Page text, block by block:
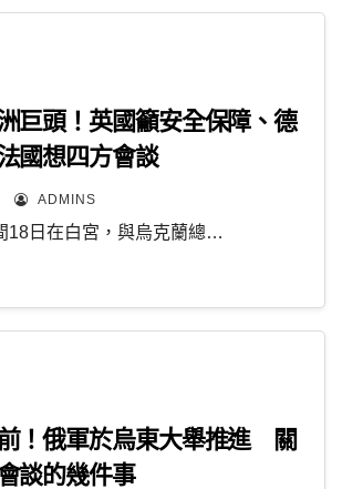
巨頭！英國籲安全保障、德
國想四方會談
ADMINS
18日在白宮，與烏克蘭總…
！俄軍於烏東大舉推進 關
談的幾件事